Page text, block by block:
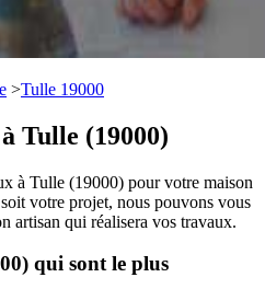
>Tulle 19000
Tulle (19000)
à Tulle (19000) pour votre maison
votre projet, nous pouvons vous
artisan qui réalisera vos travaux.
qui sont le plus